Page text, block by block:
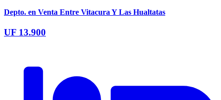
Depto. en Venta Entre Vitacura Y Las Hualtatas
UF 13.900